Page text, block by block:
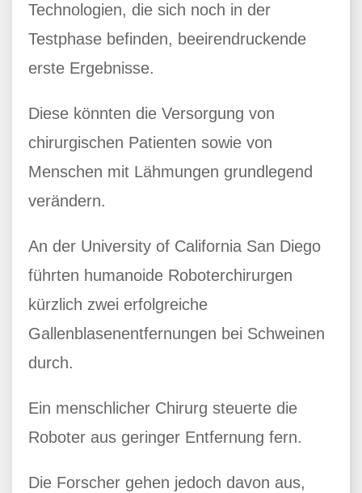
Technologien, die sich noch in der
Testphase befinden, beeirendruckende
erste Ergebnisse.
Diese könnten die Versorgung von
chirurgischen Patienten sowie von
Menschen mit Lähmungen grundlegend
verändern.
An der University of California San Diego
führten humanoide Roboterchirurgen
kürzlich zwei erfolgreiche
Gallenblasenentfernungen bei Schweinen
durch.
Ein menschlicher Chirurg steuerte die
Roboter aus geringer Entfernung fern.
Die Forscher gehen jedoch davon aus,